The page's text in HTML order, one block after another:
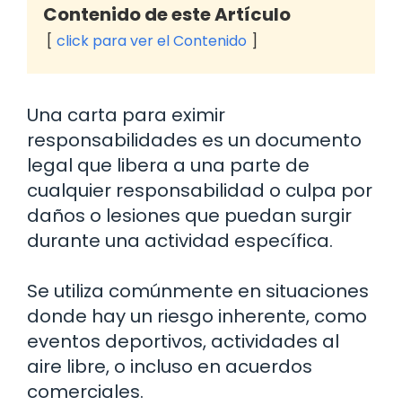
Contenido de este Artículo
click para ver el Contenido
Una carta para eximir
responsabilidades es un documento
legal que libera a una parte de
cualquier responsabilidad o culpa por
daños o lesiones que puedan surgir
durante una actividad específica.
Se utiliza comúnmente en situaciones
donde hay un riesgo inherente, como
eventos deportivos, actividades al
aire libre, o incluso en acuerdos
comerciales.